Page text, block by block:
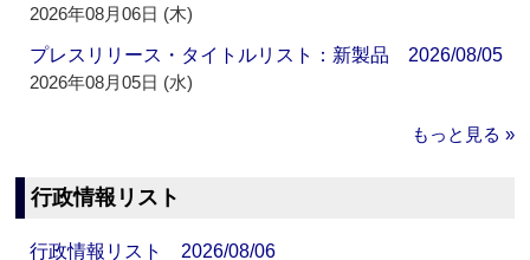
2026年08月06日 (木)
プレスリリース・タイトルリスト：新製品 2026/08/05
2026年08月05日 (水)
もっと見る »
行政情報リスト
行政情報リスト 2026/08/06